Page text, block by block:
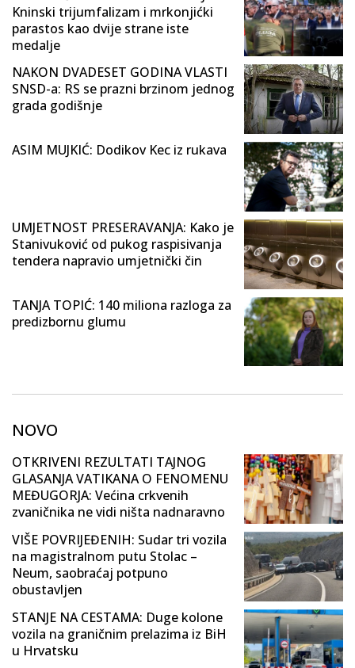
Kninski trijumfalizam i mrkonjićki
parastos kao dvije strane iste
medalje
NAKON DVADESET GODINA VLASTI
SNSD-a: RS se prazni brzinom jednog
grada godišnje
ASIM MUJKIĆ: Dodikov Kec iz rukava
UMJETNOST PRESERAVANJA: Kako je
Stanivuković od pukog raspisivanja
tendera napravio umjetnički čin
TANJA TOPIĆ: 140 miliona razloga za
predizbornu glumu
NOVO
OTKRIVENI REZULTATI TAJNOG
GLASANJA VATIKANA O FENOMENU
MEĐUGORJA: Većina crkvenih
zvaničnika ne vidi ništa nadnaravno
VIŠE POVRIJEĐENIH: Sudar tri vozila
na magistralnom putu Stolac –
Neum, saobraćaj potpuno
obustavljen
STANJE NA CESTAMA: Duge kolone
vozila na graničnim prelazima iz BiH
u Hrvatsku